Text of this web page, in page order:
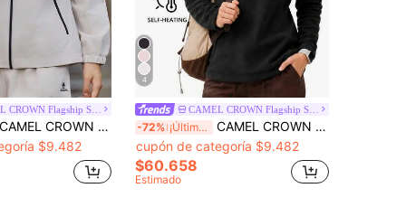
CAMEL CROWN Flagship Store
CAMEL CROWN Chaqueta deportiva para mujer, chaqueta con capucha impermeable para primavera/verano/otoño/invierno, cortavientos minimalista y de estilo con tejido de punto y multiusos
$9.482
4
CAMEL CROWN Flagship Store
-72% ¡Últimos 2 días
CAMEL CROWN Chaqueta de forro polar para mujer para exteriores, diseño de cuello alto, a prueba de viento, retiene el calor, cálida, con forro antiestático
cupón de categoría $9.482
$60.658
Estimado